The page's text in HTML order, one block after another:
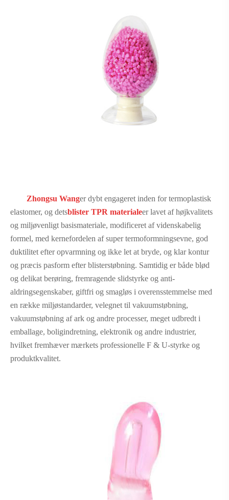
Zhongsu Wanger dybt engageret inden for termoplastisk
elastomer, og detsblister TPR materialeer lavet af højkvalitets
og miljøvenligt basismateriale, modificeret af videnskabelig
formel, med kernefordelen af ​​super termoformningsevne, god
duktilitet efter opvarmning og ikke let at bryde, og klar kontur
og præcis pasform efter blisterstøbning. Samtidig er både blød
og delikat berøring, fremragende slidstyrke og anti-
aldringsegenskaber, giftfri og smagløs i overensstemmelse med
en række miljøstandarder, velegnet til vakuumstøbning,
vakuumstøbning af ark og andre processer, meget udbredt i
emballage, boligindretning, elektronik og andre industrier,
hvilket fremhæver mærkets professionelle F & U-styrke og
produktkvalitet.